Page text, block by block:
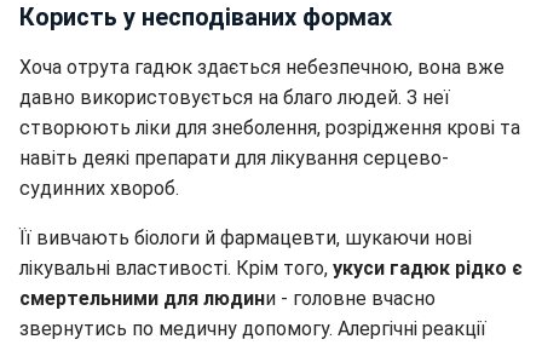
Користь у несподіваних формах
Хоча отрута гадюк здається небезпечною, вона вже
давно використовується на благо людей. З неї
створюють ліки для знеболення, розрідження крові та
навіть деякі препарати для лікування серцево-
судинних хвороб.
Її вивчають біологи й фармацевти, шукаючи нові
лікувальні властивості. Крім того, укуси гадюк рідко є
смертельними для людини - головне вчасно
звернутись по медичну допомогу. Алергічні реакції